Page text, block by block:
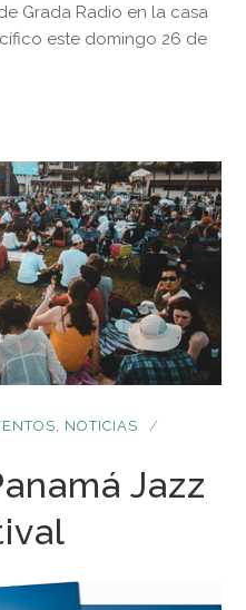
Grada Radio en la casa
este domingo 26 de
, NOTICIAS
Jazz